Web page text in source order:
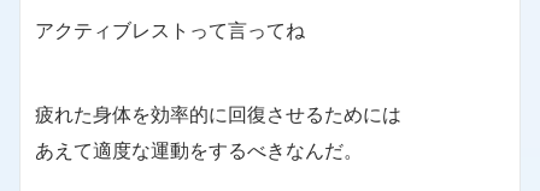
アクティブレストって言ってね
疲れた身体を効率的に回復させるためには
あえて適度な運動をするべきなんだ。